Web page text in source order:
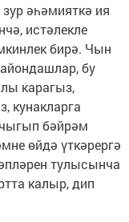
әһәмияткә ия
истәлекле
бирә. Чын
бу
карагыз,
кунакларга
бәйрәм
өйдә үткәрергә
тулысынча
калыр, дип